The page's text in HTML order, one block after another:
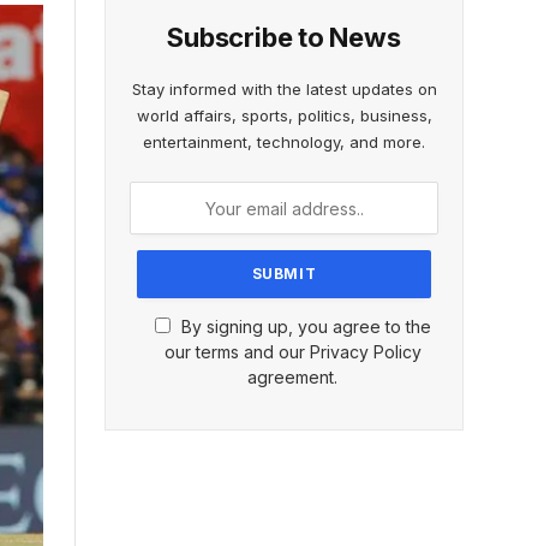
Subscribe to News
Stay informed with the latest updates on
world affairs, sports, politics, business,
entertainment, technology, and more.
By signing up, you agree to the
our terms and our Privacy Policy
agreement.